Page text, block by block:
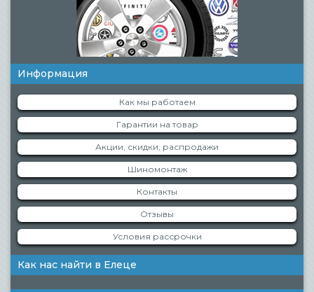
Информация
Как мы работаем
Гарантии на товар
Акции, скидки, распродажи
Шиномонтаж
Контакты
Отзывы
Условия рассрочки
Как нас найти в Елеце